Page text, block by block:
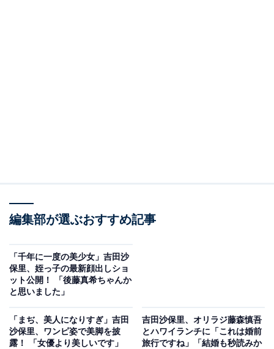
編集部が選ぶおすすめ記事
「千年に一度の美少女」吉田沙
保里、姪っ子の最新顔出しショ
ット公開！ 「後藤真希ちゃんか
と思いました」
「まぢ、美人になりすぎ」吉田
沙保里、ワンピ姿で美脚を披
露！ 「女優より美しいです」
吉田沙保里、オリラジ藤森慎吾
とハワイランチに「これは婚前
旅行ですね」「結婚も秒読みか